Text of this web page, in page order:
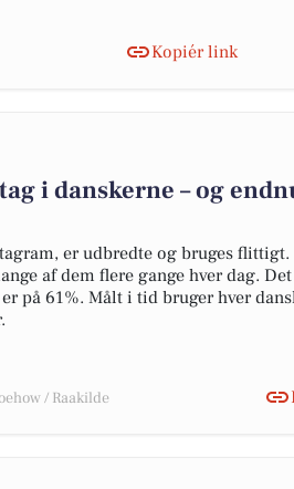
Kopiér link
i danskerne – og
er udbredte og bruges
af dem flere gange hver dag.
på 61%. Målt i tid bruger hver
/ Raakilde